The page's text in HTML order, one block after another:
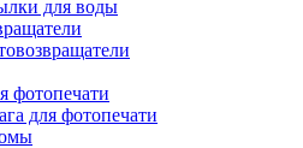
для воды
фотопечати
для фотопечати